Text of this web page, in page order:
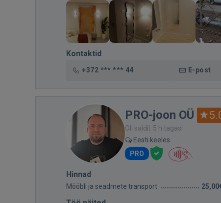
Kontaktid
+372 *** *** 44 E-post
PRO-joon OÜ
Oli saidil: 5 h tagasi
Eesti keeles
PRO
Hinnad
Mööbli ja seadmete transport